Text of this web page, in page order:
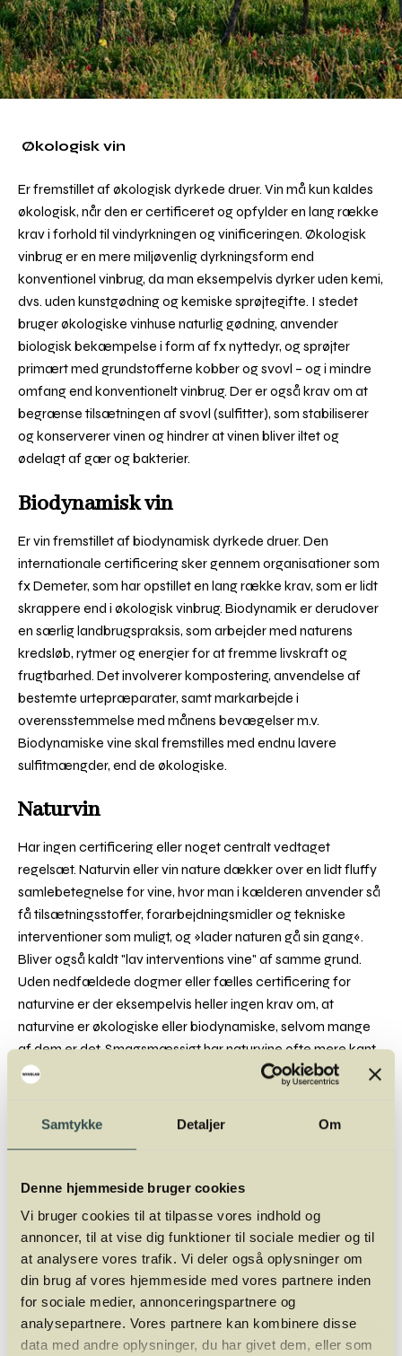
Samtykke Detaljer Om
Denne hjemmeside bruger cookies
Vi bruger cookies til at tilpasse vores indhold og
annoncer, til at vise dig funktioner til sociale medier og til
at analysere vores trafik. Vi deler også oplysninger om
din brug af vores hjemmeside med vores partnere inden
for sociale medier, annonceringspartnere og
analysepartnere. Vores partnere kan kombinere disse
data med andre oplysninger, du har givet dem, eller som
Økologisk vin
Er fremstillet af økologisk dyrkede druer. Vin må kun kaldes
økologisk, når den er certificeret og opfylder en lang række
krav i forhold til vindyrkningen og vinificeringen. Økologisk
vinbrug er en mere miljøvenlig dyrkningsform end
konventionel vinbrug, da man eksempelvis dyrker uden kemi,
dvs. uden kunstgødning og kemiske sprøjtegifte. I stedet
bruger økologiske vinhuse naturlig gødning, anvender
biologisk bekæmpelse i form af fx nyttedyr, og sprøjter
primært med grundstofferne kobber og svovl – og i mindre
omfang end konventionelt vinbrug. Der er også krav om at
begrænse tilsætningen af svovl (sulfitter), som stabiliserer
og konserverer vinen og hindrer at vinen bliver iltet og
ødelagt af gær og bakterier.
Biodynamisk vin
Er vin fremstillet af biodynamisk dyrkede druer. Den
internationale certificering sker gennem organisationer som
fx Demeter, som har opstillet en lang række krav, som er lidt
skrappere end i økologisk vinbrug. Biodynamik er derudover
en særlig landbrugspraksis, som arbejder med naturens
kredsløb, rytmer og energier for at fremme livskraft og
frugtbarhed. Det involverer kompostering, anvendelse af
bestemte urtepræparater, samt markarbejde i
overensstemmelse med månens bevægelser m.v.
Biodynamiske vine skal fremstilles med endnu lavere
sulfitmængder, end de økologiske.
Naturvin
Har ingen certificering eller noget centralt vedtaget
regelsæt. Naturvin eller vin nature dækker over en lidt fluffy
samlebetegnelse for vine, hvor man i kælderen anvender så
få tilsætningsstoffer, forarbejdningsmidler og tekniske
interventioner som muligt, og »lader naturen gå sin gang«.
Bliver også kaldt "lav interventions vine" af samme grund.
Uden nedfældede dogmer eller fælles certificering for
naturvine er der eksempelvis heller ingen krav om, at
naturvine er økologiske eller biodynamiske, selvom mange
af dem er det. Smagsmæssigt har naturvine ofte mere kant
og funkyness over sig. Eksempelvis er oxidation, reduktion
med til at dele vandene blandt vindrikkere.
du blandt andet kan lære om økologisk vin, biodynamiske
Mads Jordansen
Mads Jordansen har en stor og bred
vinerfaring fra +20 år i branchen. Først som